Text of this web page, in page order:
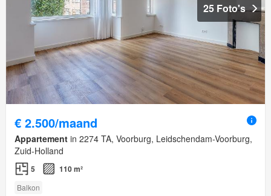
25 Foto's
€ 2.500/maand
Appartement in 2274 TA, Voorburg, Leidschendam-Voorburg,
Zuid-Holland
5 110 m²
Balkon